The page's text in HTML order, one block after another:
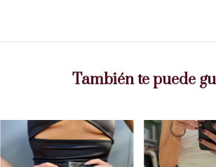
También te puede